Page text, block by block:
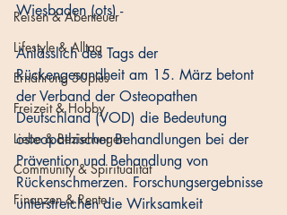
Reisen & Abenteuer
Lifestyle & Alltag
Ernährung 50plus
Freizeit & Hobby
Liebe & Beziehungen
Community & Spiritualität
Finanzen & Rente
Wiesbaden (ots) -
Anlässlich des Tags der
Rückengesundheit am 15. März betont
der Verband der Osteopathen
Deutschland (VOD) die Bedeutung
osteopathischer Behandlungen bei der
Prävention und Behandlung von
Rückenschmerzen. Forschungsergebnisse
unterstreichen die Wirksamkeit